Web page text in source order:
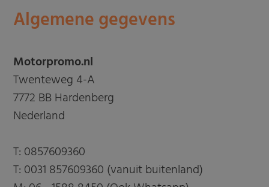
Algemene gegevens
Motorpromo.nl
Twenteweg 4-A
7772 BB Hardenberg
Nederland
T: 0857609360
T: 0031 857609360 (vanuit buitenland)